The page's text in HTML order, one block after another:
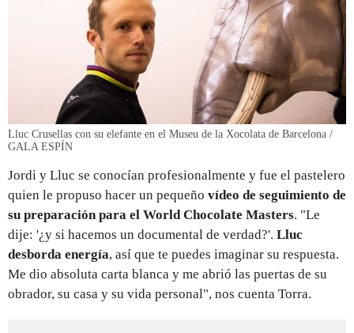
Lluc Crusellas con su elefante en el Museu de la Xocolata de Barcelona /
GALA ESPÍN
Jordi y Lluc se conocían profesionalmente y fue el pastelero
quien le propuso hacer un pequeño vídeo de seguimiento de
su preparación para el World Chocolate Masters. "Le
dije: '¿y si hacemos un documental de verdad?'. Lluc
desborda energía, así que te puedes imaginar su respuesta.
Me dio absoluta carta blanca y me abrió las puertas de su
obrador, su casa y su vida personal", nos cuenta Torra.